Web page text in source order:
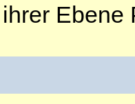
Ebene